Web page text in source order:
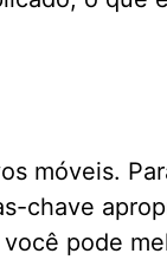
móveis.
chave
pode